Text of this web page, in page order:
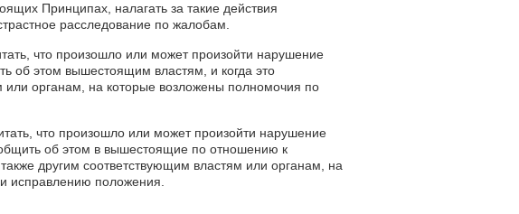
Принципах, налагать за такие действия
расследование по жалобам.
что произошло или может произойти нарушение
об этом вышестоящим властям, и когда это
органам, на которые возложены полномочия по
что произошло или может произойти нарушение
об этом в вышестоящие по отношению к
другим соответствующим властям или органам, на
исправлению положения.